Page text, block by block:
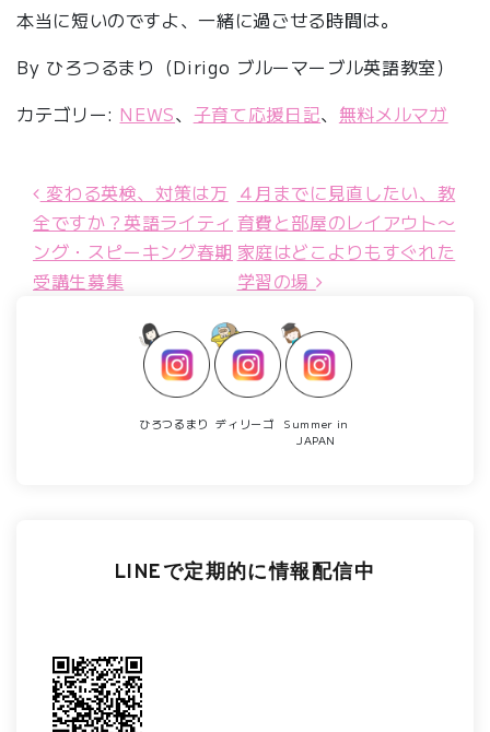
本当に短いのですよ、一緒に過ごせる時間は。
By ひろつるまり（Dirigo ブルーマーブル英語教室）
カテゴリー: NEWS、 子育て応援日記、 無料メルマガ
投稿ナビゲーション
変わる英検、対策は万
全ですか？英語ライティ
ング・スピーキング春期
受講生募集
４月までに見直したい、教
育費と部屋のレイアウト〜
家庭はどこよりもすぐれた
学習の場
ひろつるまり ディリーゴ
Summer in
JAPAN
LINEで定期的に情報配信中